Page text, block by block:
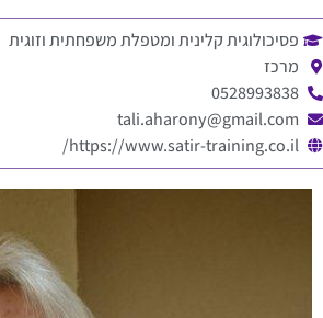
פסיכולוגית קלינית ומטפלת משפחתית וזוגית
מרכז
0528993838
tali.aharony@gmail.com
https://www.satir-training.co.il/